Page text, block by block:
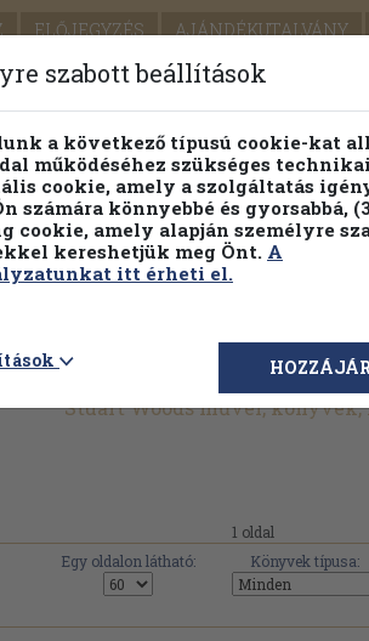
ELŐJEGYZÉS AJÁNDÉKUTALVÁNY
ÁRAINK FENNTARTHATÓ
Részletes kereső Témaköri fa
Stuart Woods művei,
1 oldal
Egy oldalon látható: Könyvek típusa:
szabott beállítások
a következő típusú cookie-kat
működéséhez szükséges
cookie, amely a szolgáltatás
számára könnyebbé és gyorsabbá,
cookie, amely alapján személyre
kereshetjük meg Önt. A
itt érheti el.